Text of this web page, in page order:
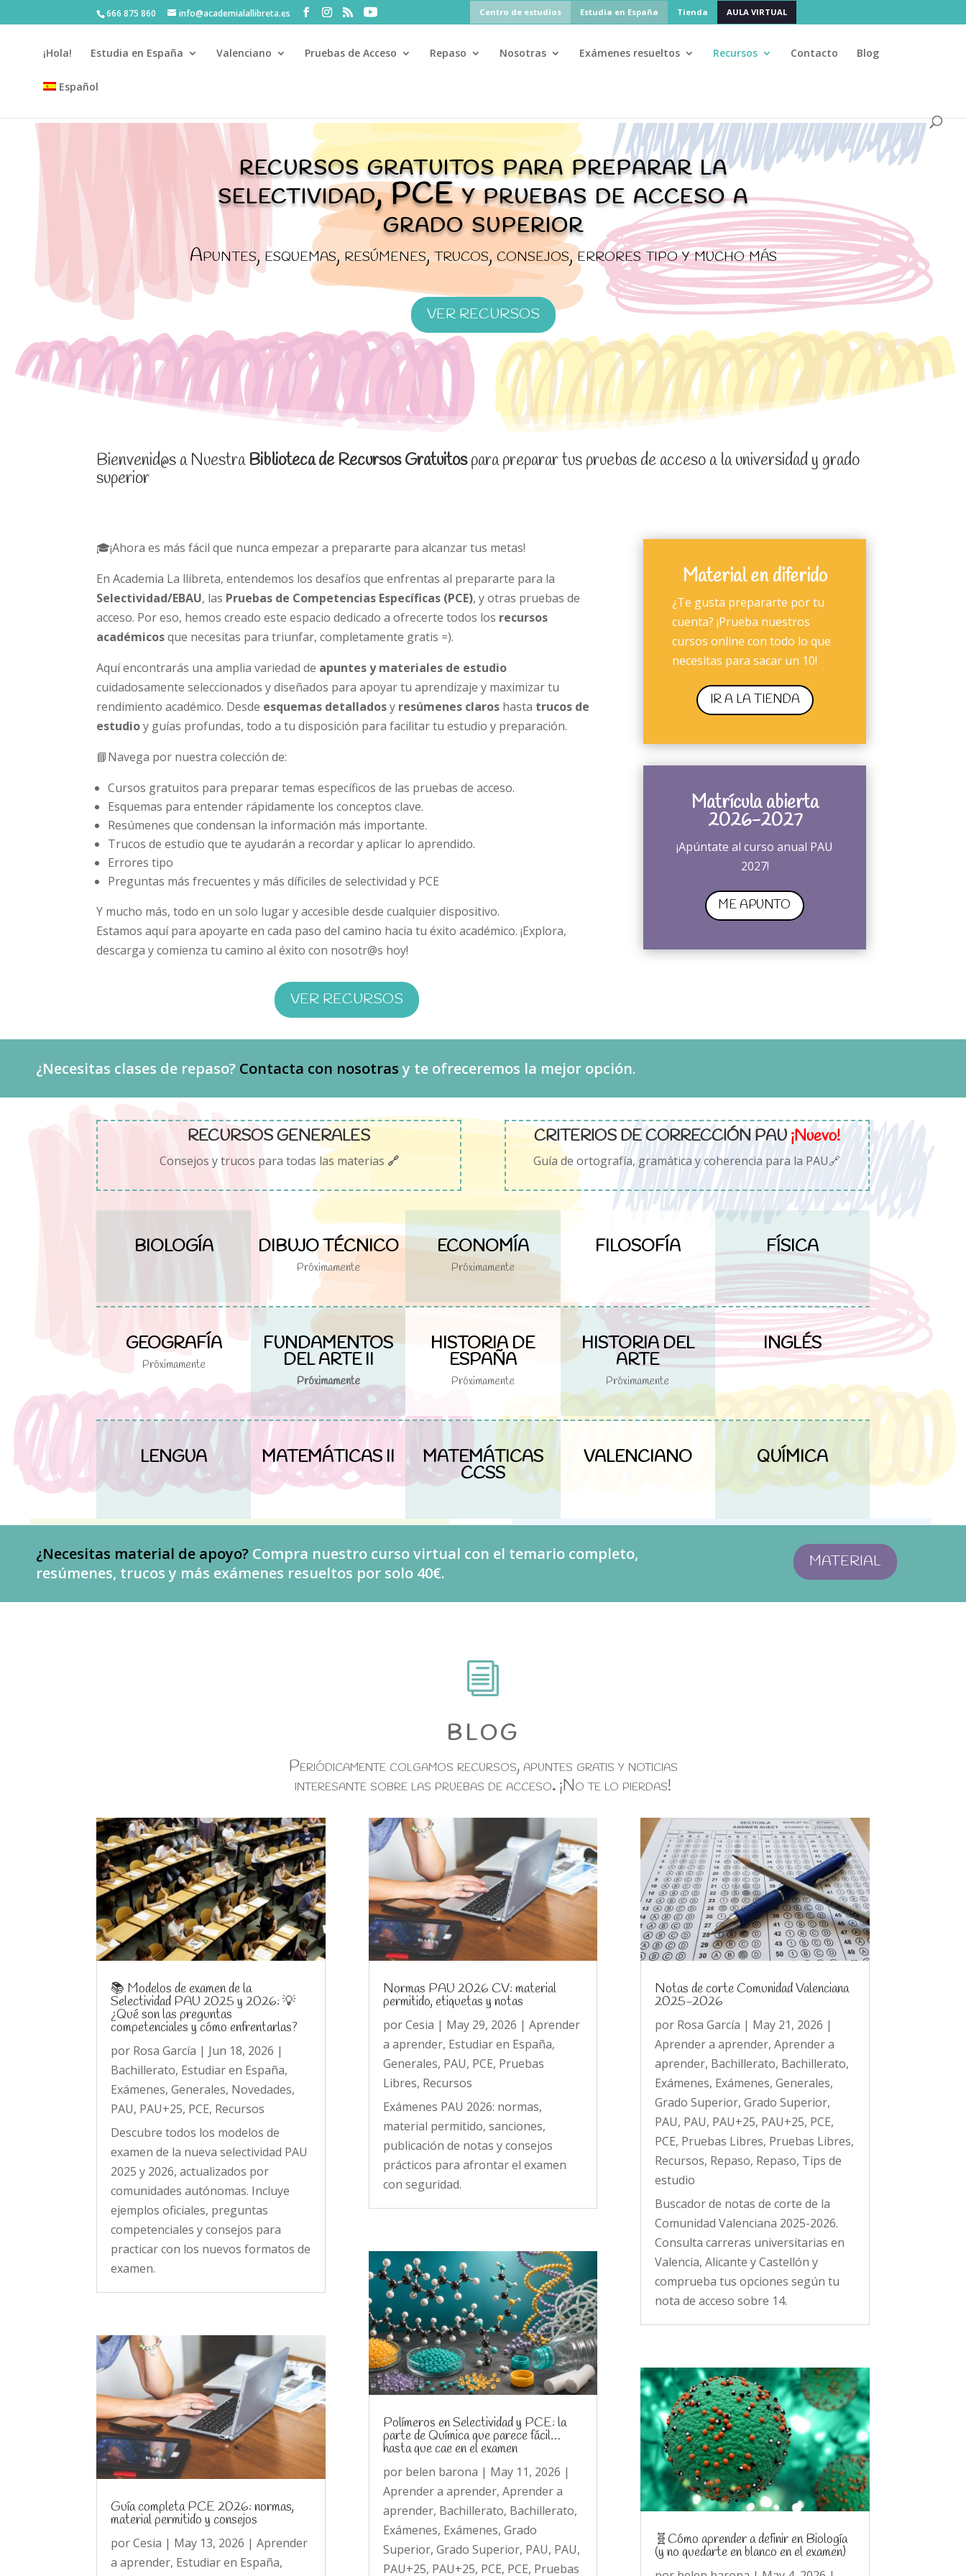
666 875 860 info@academialallibreta.es Centro de estudios Estudia en España Tienda AULA VIRTUAL
¡Hola! Estudia en España Valenciano Pruebas de Acceso Repaso Nosotras Exámenes resueltos Recursos Contacto Blog
Español
recursos gratuitos para preparar la
selectividad, PCE y pruebas de acceso a
grado superior
Apuntes, esquemas, resúmenes, trucos, consejos, errores tipo y mucho más
VER RECURSOS
Bienvenid@s a Nuestra Biblioteca de Recursos Gratuitospara preparar tus pruebas de acceso a la universidad y grado
superior
🎓¡Ahora es más fácil que nunca empezar a prepararte para alcanzar tus metas!
En Academia La llibreta, entendemos los desafíos que enfrentas al prepararte para la
Selectividad/EBAU, las Pruebas de Competencias Específicas (PCE), y otras pruebas de
acceso. Por eso, hemos creado este espacio dedicado a ofrecerte todos los recursos
académicosque necesitas para triunfar, completamente gratis =).
Aquí encontrarás una amplia variedad de apuntes y materiales de estudio
cuidadosamente seleccionados y diseñados para apoyar tu aprendizaje y maximizar tu
rendimiento académico. Desde esquemas detalladosy resúmenes claros hasta trucos de
estudioy guías profundas, todo a tu disposición para facilitar tu estudio y preparación.
📘Navega por nuestra colección de:
Cursos gratuitos para preparar temas específicos de las pruebas de acceso.
Esquemas para entender rápidamente los conceptos clave.
Resúmenes que condensan la información más importante.
Trucos de estudio que te ayudarán a recordar y aplicar lo aprendido.
Errores tipo
Preguntas más frecuentes y más díficiles de selectividad y PCE
Y mucho más, todo en un solo lugar y accesible desde cualquier dispositivo.
Estamos aquí para apoyarte en cada paso del camino hacia tu éxito académico. ¡Explora,
descarga y comienza tu camino al éxito con nosotr@s hoy!
VER RECURSOS
Material en diferido
¿Te gusta prepararte por tu
cuenta? ¡Prueba nuestros
cursos online con todo lo que
necesitas para sacar un 10!
IR A LA TIENDA
Matrícula abierta
2026-2027
¡Apúntate al curso anual PAU
2027!
ME APUNTO
¿Necesitas clases de repaso? Contacta con nosotrasy te ofreceremos la mejor opción.
RECURSOS GENERALES
Consejos y trucos para todas las materias 🔗
CRITERIOS DE CORRECCIÓN PAU¡Nuevo!
Guía de ortografía, gramática y coherencia para la PAU🔗
BIOLOGÍA DIBUJO TÉCNICO
Próximamente
ECONOMÍA
Próximamente
FILOSOFÍA FÍSICA
GEOGRAFÍA
Próximamente
FUNDAMENTOS
DEL ARTE II
Próximamente
HISTORIA DE
ESPAÑA
Próximamente
HISTORIA DEL
ARTE
Próximamente
INGLÉS
LENGUA MATEMÁTICAS II MATEMÁTICAS
CCSS
VALENCIANO QUÍMICA
¿Necesitas material de apoyo? Compra nuestro curso virtual con el temario completo,
resúmenes, trucos y más exámenes resueltos por solo 40€.
MATERIAL
i
BLOG
Periódicamente colgamos recursos, apuntes gratis y noticias
interesante sobre las pruebas de acceso. ¡No te lo pierdas!
📚 Modelos de examen de la
Selectividad PAU 2025 y 2026: 💡
¿Qué son las preguntas
competenciales y cómo enfrentarlas?
por Rosa García | Jun 18, 2026 |
Bachillerato, Estudiar en España,
Exámenes,Generales, Novedades,
PAU, PAU+25, PCE, Recursos
Descubre todos los modelos de
examen de la nueva selectividad PAU
2025 y 2026, actualizados por
comunidades autónomas. Incluye
ejemplos oficiales, preguntas
competenciales y consejos para
practicar con los nuevos formatos de
examen.
Guía completa PCE 2026: normas,
material permitido y consejos
porCesia | May 13, 2026 |Aprender
a aprender, Estudiar en España,
Normas PAU 2026 CV: material
permitido, etiquetas y notas
porCesia | May 29, 2026 | Aprender
a aprender, Estudiar en España,
Generales, PAU, PCE, Pruebas
Libres, Recursos
Exámenes PAU 2026: normas,
material permitido, sanciones,
publicación de notas y consejos
prácticos para afrontar el examen
con seguridad.
Polímeros en Selectividad y PCE: la
parte de Química que parece fácil…
hasta que cae en el examen
por belen barona | May 11, 2026 |
Aprender a aprender, Aprender a
aprender, Bachillerato, Bachillerato,
Exámenes, Exámenes, Grado
Superior, Grado Superior, PAU, PAU,
PAU+25, PAU+25, PCE, PCE, Pruebas
Notas de corte Comunidad Valenciana
2025-2026
por Rosa García | May 21, 2026 |
Aprender a aprender, Aprender a
aprender, Bachillerato, Bachillerato,
Exámenes, Exámenes, Generales,
Grado Superior, Grado Superior,
PAU, PAU, PAU+25, PAU+25, PCE,
PCE, Pruebas Libres, Pruebas Libres,
Recursos, Repaso, Repaso, Tips de
estudio
Buscador de notas de corte de la
Comunidad Valenciana 2025-2026.
Consulta carreras universitarias en
Valencia, Alicante y Castellón y
comprueba tus opciones según tu
nota de acceso sobre 14.
🧬Cómo aprender a definir en Biología
(y no quedarte en blanco en el examen)